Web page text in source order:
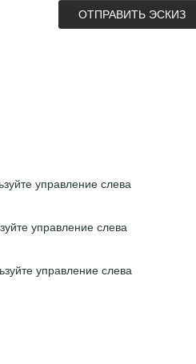
ОТПРАВИТЬ ЭСКИЗ
управление слева
управление слева
управление слева